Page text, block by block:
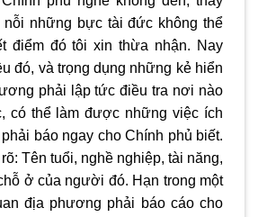
nỗi những bực tài đức không thể
điểm đó tôi xin thừa nhận. Nay
đó, và trọng dụng những kẻ hiển
phải lập tức điều tra nơi nào
có thể làm được những việc ích
báo ngay cho Chính phủ biết.
Tên tuổi, nghề nghiệp, tài năng,
ở của người đó. Hạn trong một
địa phương phải báo cáo cho